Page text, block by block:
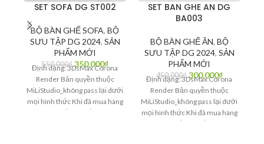
SET SOFA DG ST002
BỘ BÀN GHẾ SOFA, BỘ
SƯU TẬP DG 2024, SẢN
PHẨM MỚI
550,000₫ 350,000₫
Định dạng: 3DsMax Corona
Render Bản quyền thuộc
MiLiStudio_không pass lại dưới
mọi hình thức Khi đã mua hàng
SET BAN GHE AN DG
BA003
BỘ BÀN GHẾ ĂN, BỘ
SƯU TẬP DG 2024, SẢN
PHẨM MỚI
450,000₫ 300,000₫
Định dạng: 3DsMax Corona
Render Bản quyền thuộc
MiLiStudio_không pass lại dưới
mọi hình thức Khi đã mua hàng